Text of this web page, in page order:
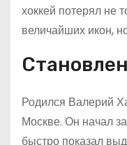
хоккей потерял не
величайших икон,
Родился Валерий
Москве. Он начал
быстро показал